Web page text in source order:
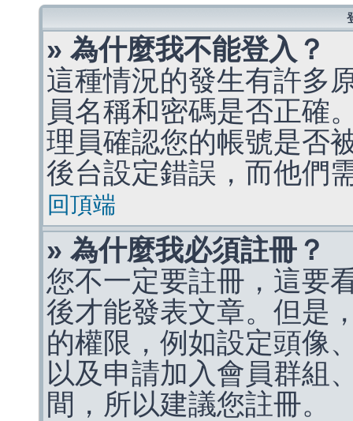
» 為什麼我不能登入？
這種情況的發生有許多
員名稱和密碼是否正確
理員確認您的帳號是否
後台設定錯誤，而他們
回頂端
» 為什麼我必須註冊？
您不一定要註冊，這要
後才能發表文章。但是
的權限，例如設定頭像
以及申請加入會員群組
間，所以建議您註冊。